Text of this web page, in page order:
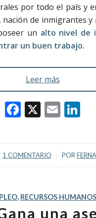
por todo el país y
, nación de inmigrantes
un alto nivel de
un buen trabajo.
Leer más
Facebook
X Email
1 COMENTARIO
/ POR
, RECURSOS HUMANOS
una